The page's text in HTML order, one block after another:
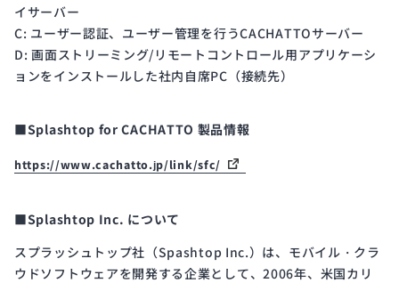
イサーバー
C: ユーザー認証、ユーザー管理を行うCACHATTOサーバー
D: 画面ストリーミング/リモートコントロール用アプリケーシ
ョンをインストールした社内自席PC（接続先）
■Splashtop for CACHATTO 製品情報
https://www.cachatto.jp/link/sfc/
■Splashtop Inc. について
スプラッシュトップ社（Spashtop Inc.）は、モバイル・クラ
ウドソフトウェアを開発する企業として、2006年、米国カリ